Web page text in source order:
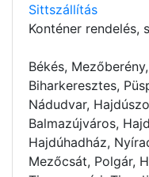
Sittszállítás
Konténer rendelés,
Békés,
Biharkeresztes,
Nádudvar,
Balmazújváros,
Hajdúhadház,
Mezőcsát, Polgár,